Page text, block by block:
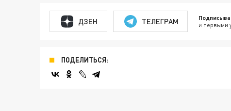
ДЗЕН ТЕЛЕГРАМ и первыми
ПОДЕЛИТЬСЯ: